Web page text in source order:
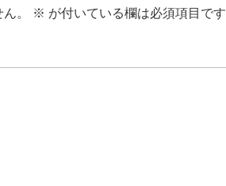
。 ※ が付いている欄は必須項目です